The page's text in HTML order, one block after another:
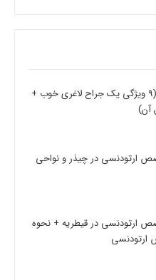
بهترین جراح لاغری (9 ویژگی یک جراح لاغری خوب +
آن)
ارتودنسی در چیذر و نواحی
ارتودنسی در قیطریه + نحوه